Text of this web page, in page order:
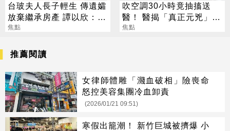
台玻夫人長子輕生 傳遺孀
放棄繼承房產 譚以欣：不
實內容二次傷害
焦點
吹空調30小時竟抽搐送
醫！ 醫揭「真正元兇」：
不是冷氣
焦點
推薦閱讀
女律師體雕「濺血破相」險喪命
怒控美容集團冷血卸責
(2026/01/21 09:51)
寒假出籠潮！ 新竹巨城被擠爆 小